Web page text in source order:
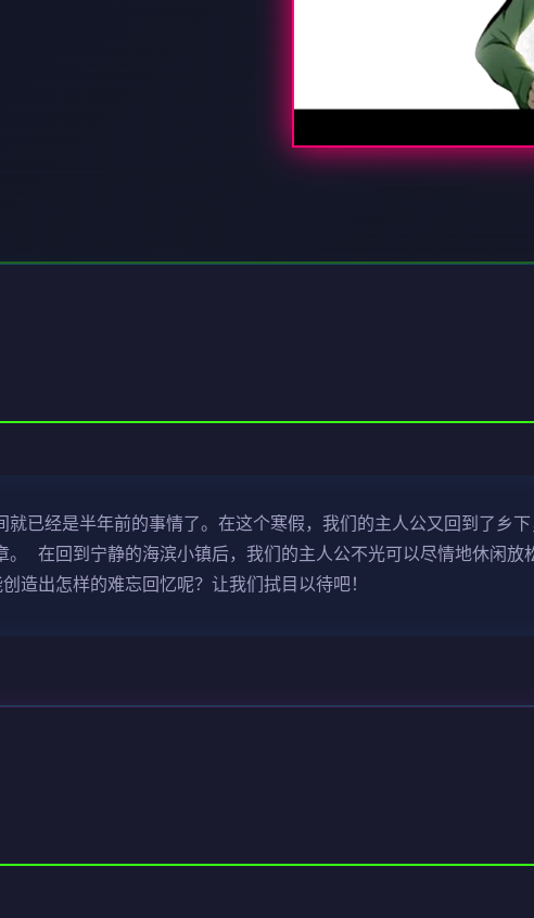
已经是半年前的事情了。在这个寒假，我们的主人公又回到了乡
。 在回到宁静的海滨小镇后，我们的主人公不光可以尽情地休闲放
造出怎样的难忘回忆呢？让我们拭目以待吧！